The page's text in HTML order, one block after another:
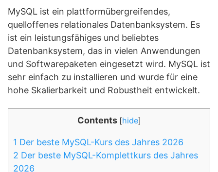
MySQL ist ein plattformübergreifendes,
quelloffenes relationales Datenbanksystem. Es
ist ein leistungsfähiges und beliebtes
Datenbanksystem, das in vielen Anwendungen
und Softwarepaketen eingesetzt wird. MySQL ist
sehr einfach zu installieren und wurde für eine
hohe Skalierbarkeit und Robustheit entwickelt.
Contents [hide]
1 Der beste MySQL-Kurs des Jahres 2026
2 Der beste MySQL-Komplettkurs des Jahres
2026